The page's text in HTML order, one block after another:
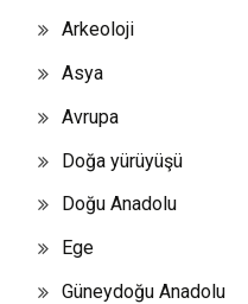
Arkeoloji
Asya
Avrupa
Doğa yürüyüşü
Doğu Anadolu
Ege
Güneydoğu Anadolu